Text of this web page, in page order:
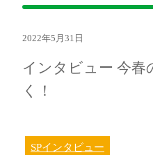
2022年5月31日
インタビュー 今春
く！
SPインタビュー